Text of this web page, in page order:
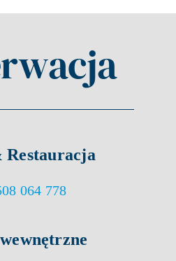
064 778